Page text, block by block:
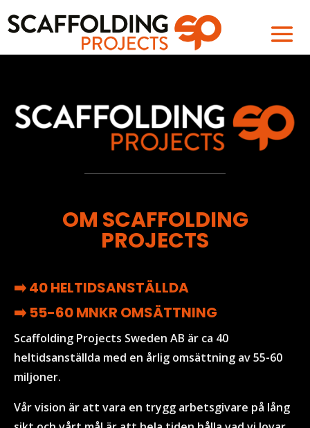
OM SCAFFOLDING
PROJECTS
➡️ 40 HELTIDSANSTÄLLDA
➡️ 55-60 MNKR OMSÄTTNING
Scaffolding Projects Sweden AB är ca 40
heltidsanställda med en årlig omsättning av 55-60
miljoner.
Vår vision är att vara en trygg arbetsgivare på lång